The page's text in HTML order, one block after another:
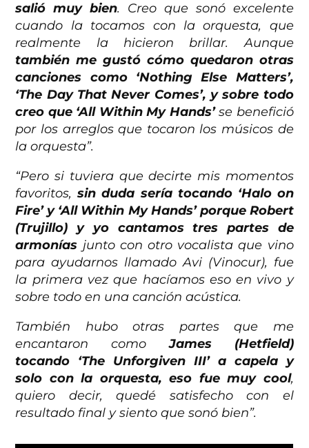
salió muy bien. Creo que sonó excelente
cuando la tocamos con la orquesta, que
realmente la hicieron brillar. Aunque
también me gustó cómo quedaron otras
canciones como ‘Nothing Else Matters’,
‘The Day That Never Comes’, y sobre todo
creo que ‘All Within My Hands’se benefició
por los arreglos que tocaron los músicos de
la orquesta”.
“Pero si tuviera que decirte mis momentos
favoritos,sin duda sería tocando ‘Halo on
Fire’ y ‘All Within My Hands’ porque Robert
(Trujillo) y yo cantamos tres partes de
armonías junto con otro vocalista que vino
para ayudarnos llamado Avi (Vinocur), fue
la primera vez que hacíamos eso en vivo y
sobre todo en una canción acústica.
También hubo otras partes que me
encantaron como James (Hetfield)
tocando ‘The Unforgiven III’ a capela y
solo con la orquesta, eso fue muy cool,
quiero decir, quedé satisfecho con el
resultado final y siento que sonó bien”.